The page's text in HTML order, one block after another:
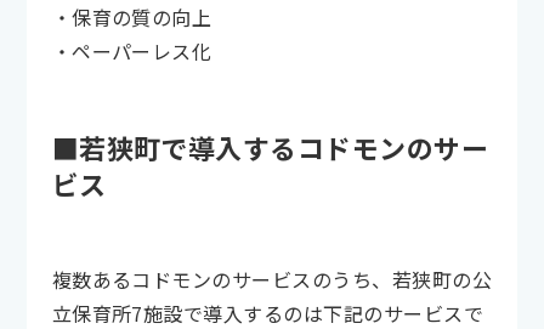
・保育の質の向上
・ペーパーレス化
■若狭町で導入するコドモンのサー
ビス
複数あるコドモンのサービスのうち、若狭町の公
立保育所7施設で導入するのは下記のサービスで